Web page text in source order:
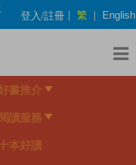
登入/註冊 | 繁 | English
書推介
閱讀服務
本好讀